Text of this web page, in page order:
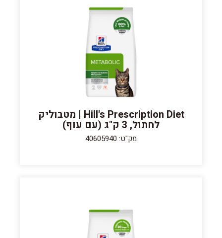
Hill's Prescription Diet | מטבוליק
לחתול, 3 ק"ג (עם עוף)
מק"ט: 40605940